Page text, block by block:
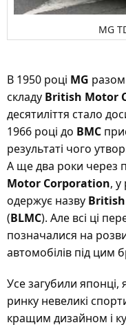
MG
В 1950 році MG
складу British Motor
десятиліття стало
1966 році до BMC
результаті чого
А ще два роки через
Motor Corporation, у
одержує назву
(BLMC). Але всі ці
позначалися на
автомобілів під
Усе загубили японці,
ринку невеликі
кращим дизайном і